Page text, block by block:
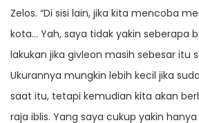
Zelos. “Di sisi lain, jika kita mencoba
kota… Yah, saya tidak yakin seberapa
lakukan jika givleon masih sebesar itu
Ukurannya mungkin lebih kecil jika
saat itu, tetapi kemudian kita akan
raja iblis. Yang saya cukup yakin